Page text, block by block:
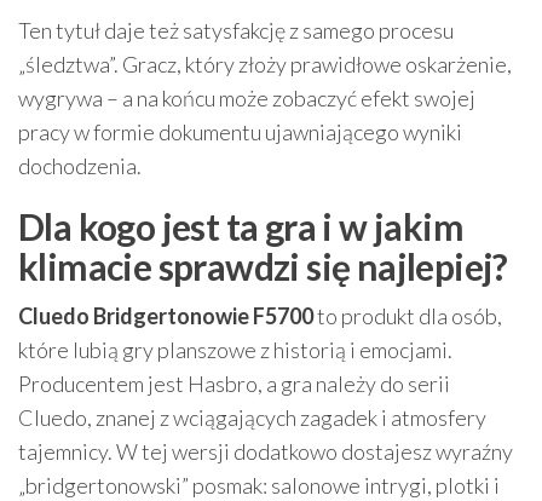
Ten tytuł daje też satysfakcję z samego procesu
„śledztwa”. Gracz, który złoży prawidłowe oskarżenie,
wygrywa – a na końcu może zobaczyć efekt swojej
pracy w formie dokumentu ujawniającego wyniki
dochodzenia.
Dla kogo jest ta gra i w jakim
klimacie sprawdzi się najlepiej?
Cluedo Bridgertonowie F5700to produkt dla osób,
które lubią gry planszowe z historią i emocjami.
Producentem jest Hasbro, a gra należy do serii
Cluedo, znanej z wciągających zagadek i atmosfery
tajemnicy. W tej wersji dodatkowo dostajesz wyraźny
„bridgertonowski” posmak: salonowe intrygi, plotki i